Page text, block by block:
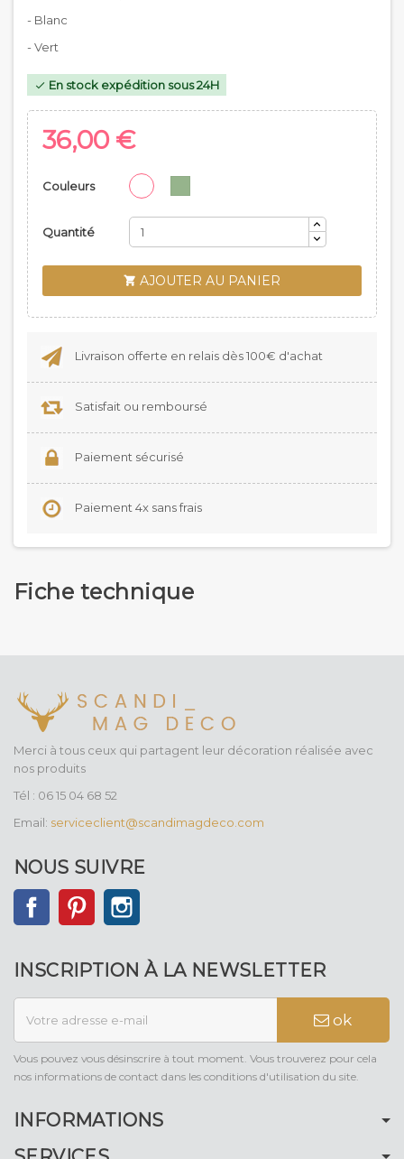
- Blanc
- Vert
 En stock expédition sous 24H
36,00 €
Couleurs
Quantité
 AJOUTER AU PANIER
Livraison offerte en relais dès 100€ d'achat
Satisfait ou remboursé
Paiement sécurisé
Paiement 4x sans frais
Fiche technique
Merci à tous ceux qui partagent leur décoration réalisée avec
nos produits
Tél : 06 15 04 68 52
Email: serviceclient@scandimagdeco.com
NOUS SUIVRE
FacebookPinterest
INSCRIPTION À LA NEWSLETTER
ok
Vous pouvez vous désinscrire à tout moment. Vous trouverez pour cela
nos informations de contact dans les conditions d'utilisation du site.
INFORMATIONS